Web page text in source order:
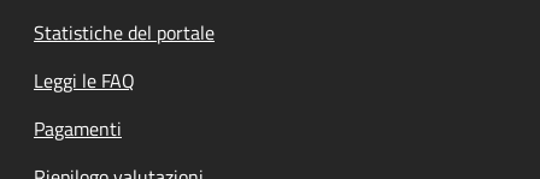
Statistiche del portale
Leggi le FAQ
Pagamenti